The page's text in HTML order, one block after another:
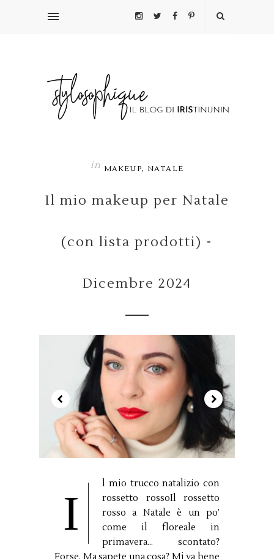
in MAKEUP, NATALE
Il mio makeup per Natale
(con lista prodotti) -
Dicembre 2024
I
l mio trucco natalizio con
rossetto rossoIl rossetto
rosso a Natale è un po’
come il floreale in
primavera… scontato?